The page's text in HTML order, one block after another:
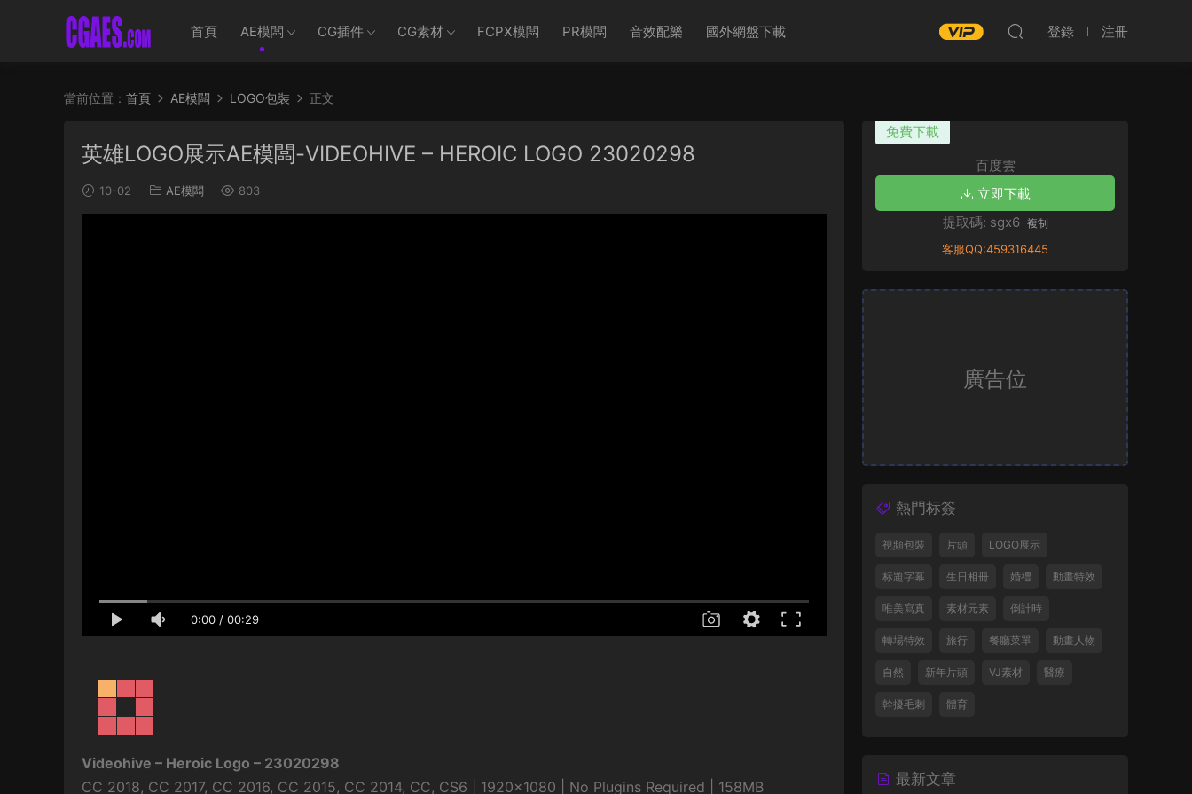
首頁 AE模闆 CG插件 CG素材 FCPX模闆 PR模闆 音效配樂 國外網盤下載 登錄 注冊
當前位置： 首頁 AE模闆 LOGO包裝 正文
英雄LOGO展示AE模闆-VIDEOHIVE – HEROIC LOGO 23020298
10-02 AE模闆 803
0:00 / 00:29
Videohive – Heroic Logo – 23020298
CC 2018, CC 2017, CC 2016, CC 2015, CC 2014, CC, CS6 | 1920×1080 | No Plugins Required | 158MB
免費下載
百度雲
立即下載
提取碼: sgx6 複制
客服QQ:459316445
廣告位
熱門标簽
視頻包裝 片頭 LOGO展示
标題字幕 生日相冊 婚禮 動畫特效
唯美寫真 素材元素 倒計時
轉場特效 旅行 餐廳菜單 動畫人物
自然 新年片頭 VJ素材 醫療
幹擾毛刺 體育
最新文章